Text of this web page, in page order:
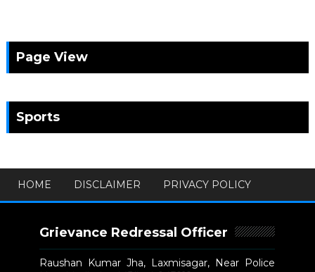
Page View
Sports
HOME DISCLAIMER PRIVACY POLICY
Grievance Redressal Officer
Raushan Kumar Jha, Laxmisagar, Near Police